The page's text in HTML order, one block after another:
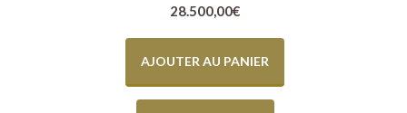
28.500,00€
AJOUTER AU PANIER